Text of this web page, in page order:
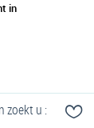
in
zoekt u :